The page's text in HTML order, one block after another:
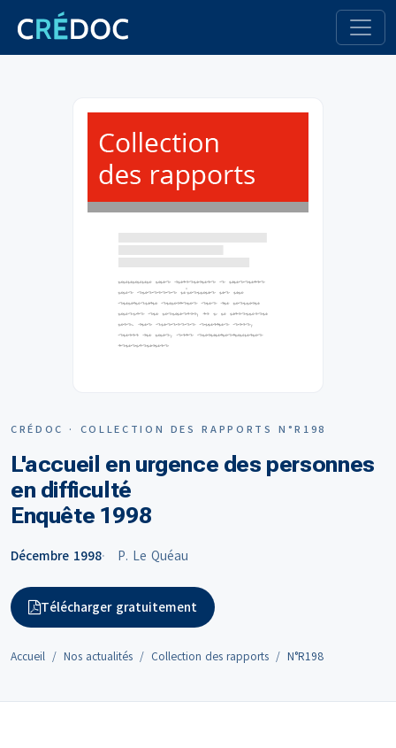
CRÉDOC · COLLECTION DES RAPPORTS N°R198
L'accueil en urgence des personnes
en difficulté
Enquête 1998
Décembre 1998 P. Le Quéau
Télécharger gratuitement
Accueil Nos actualités Collection des rapports N°R198